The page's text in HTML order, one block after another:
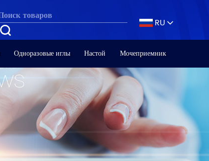
RU
Одноразовые иглы Настой Мочеприемник